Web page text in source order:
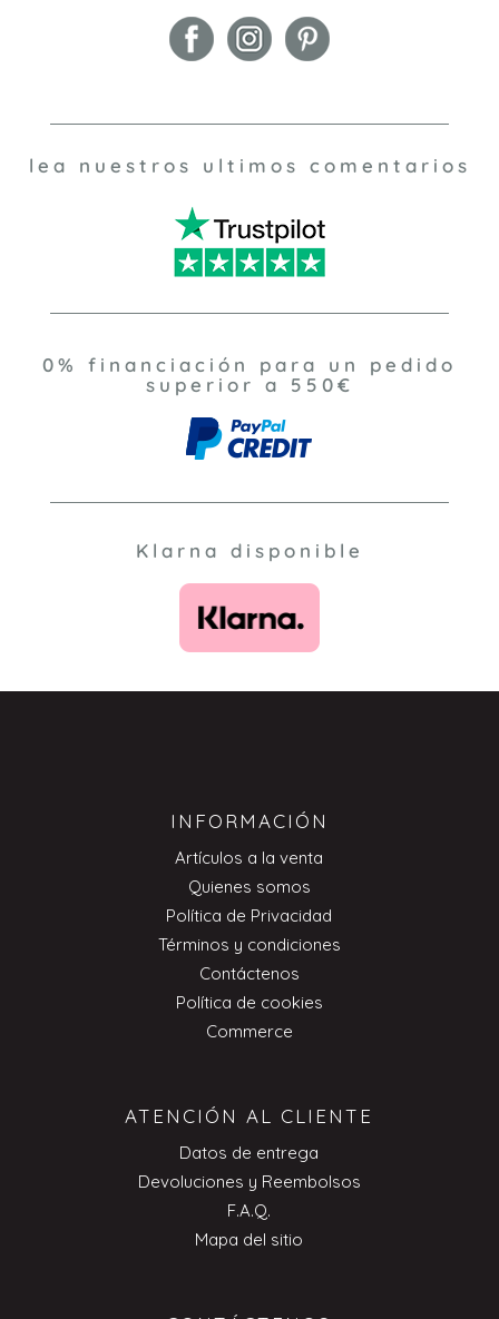
lea nuestros ultimos comentarios
0% financiación para un pedido
superior a 550€
Klarna disponible
INFORMACIÓN
Artículos a la venta
Quienes somos
Política de Privacidad
Términos y condiciones
Contáctenos
Política de cookies
Commerce
ATENCIÓN AL CLIENTE
Datos de entrega
Devoluciones y Reembolsos
F.A.Q.
Mapa del sitio